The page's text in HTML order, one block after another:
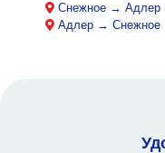
Снежное → Адлер
Адлер → Снежное